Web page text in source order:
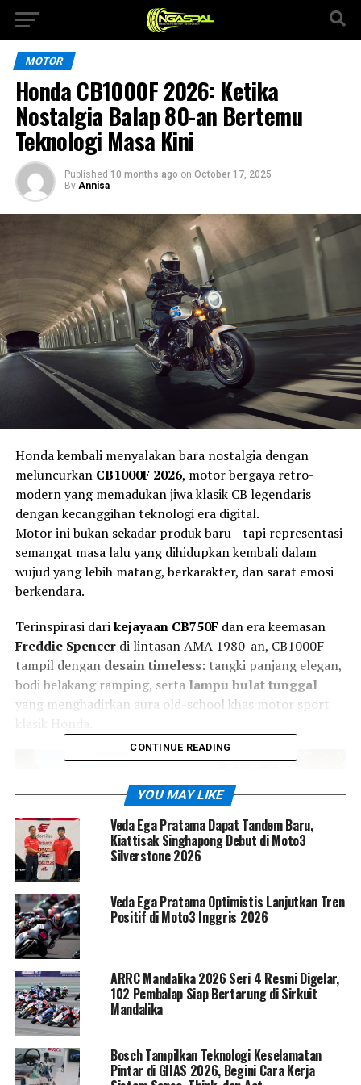
MOTOR
Honda CB1000F 2026: Ketika
Nostalgia Balap 80-an Bertemu
Teknologi Masa Kini
Published 10 months ago on October 17, 2025
By Annisa
Honda kembali menyalakan bara nostalgia dengan
meluncurkan CB1000F 2026, motor bergaya retro-
modern yang memadukan jiwa klasik CB legendaris
dengan kecanggihan teknologi era digital.
Motor ini bukan sekadar produk baru—tapi representasi
semangat masa lalu yang dihidupkan kembali dalam
wujud yang lebih matang, berkarakter, dan sarat emosi
berkendara.
Terinspirasi darikejayaan CB750Fdan era keemasan
Freddie Spencerdi lintasan AMA 1980-an, CB1000F
tampil dengan desain timeless: tangki panjang elegan,
bodi belakang ramping, serta lampu bulat tunggal
yang menghadirkan aura old-school khas motor sport
CONTINUE READING
YOU MAY LIKE
Veda Ega Pratama Dapat Tandem Baru,
Kiattisak Singhapong Debut di Moto3
Silverstone 2026
Veda Ega Pratama Optimistis Lanjutkan Tren
Positif di Moto3 Inggris 2026
ARRC Mandalika 2026 Seri 4 Resmi Digelar,
102 Pembalap Siap Bertarung di Sirkuit
Mandalika
Bosch Tampilkan Teknologi Keselamatan
Pintar di GIIAS 2026, Begini Cara Kerja